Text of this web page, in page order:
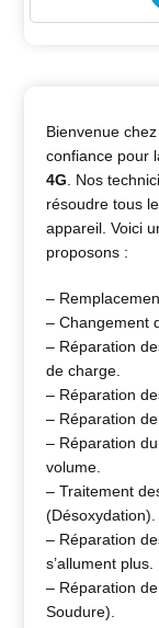
Bienvenue chez
confiance pour
4G . Nos
résoudre tous
appareil. Voici
proposons :
–
– Changement
– Réparation
de charge.
– Réparation
– Réparation
– Réparation
volume.
– Traitement
(Désoxydation).
– Réparation
s’allument plus.
– Réparation
Soudure).